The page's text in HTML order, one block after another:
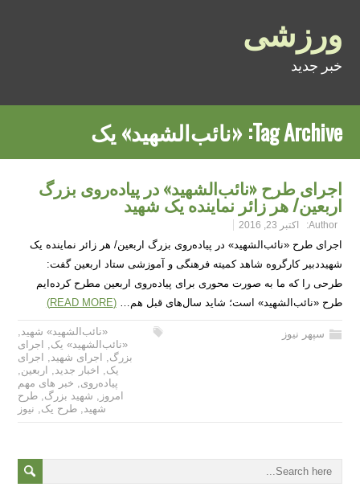
ورزشی
خبر جدید
Tag Archive: «نائب‌الشهید» یک
اجرای طرح «نائب‌الشهید» در پیاده‌روی بزرگ
اربعین/ هر زائر نماینده یک شهید
Author: اکتبر 23, 2016
اجرای طرح «نائب‌الشهید» در پیاده‌روی بزرگ اربعین/ هر زائر نماینده یک
شهیددبیر کارگروه شاهد کمیته فرهنگی و آموزشی ستاد اربعین گفت:
طرحی را که ما به صورت محوری برای پیاده‌روی اربعین مطرح کرده‌ایم
طرح «نائب‌الشهید» است؛ شاید سال‌های قبل هم…(READ MORE)
سپهر نیوز «نائب‌الشهید» شهید,
«نائب‌الشهید» یک,
اجرای
بزرگ, اجرای شهید,
اجرای
یک, اخبار جدید, اربعین,
پیاده‌روی, خبر های مهم
امروز , شهید بزرگ, طرح
شهید, طرح یک, نیوز